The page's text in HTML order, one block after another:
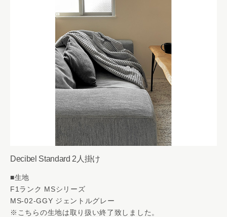
Decibel Standard 2人掛け
■生地
F1ランク MSシリーズ
MS-02-GGY ジェントルグレー
※こちらの生地は取り扱い終了致しました。